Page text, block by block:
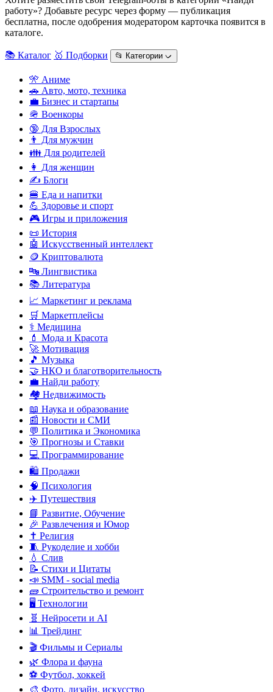
работу»? Добавьте ресурс через форму — публикация
бесплатна, после одобрения модератором карточка появится в
каталоге.
📚 Каталог 🥇 Подборки 📂 Категории ᨆ
🎌 Аниме
🚗 Авто, мото, техника
💼 Бизнес и стартапы
🪖 Военкоры
🔞 Для Взрослых
👨 Для мужчин
👪 Для родителей
👩 Для женщин
✍️ Блоги
🍔 Еда и напитки
💪 Здоровье и спорт
🎮 Игры и приложения
📜 История
🤖 Искусственный интеллект
🪙 Криптовалюта
🔤 Лингвистика
📚 Литература
📈 Маркетинг и реклама
🛒 Маркетплейсы
⚕️ Медицина
💄 Мода и Красота
🚀 Мотивация
🎵 Музыка
🤝 НКО и благотворительность
💼 Найди работу
🏘️ Недвижимость
📖 Наука и образование
📰 Новости и СМИ
💬 Политика и Экономика
🎯 Прогнозы и Ставки
💻 Программирование
🛍️ Продажи
🧠 Психология
✈️ Путешествия
📘 Развитие, Обучение
🎉 Развлечения и Юмор
✝️ Религия
🧵 Рукоделие и хобби
💧 Слив
📝 Стихи и Цитаты
📣 SMM - social media
🧱 Строительство и ремонт
🖥️ Технологии
🧬 Нейросети и AI
📊 Трейдинг
🎬 Фильмы и Сериалы
🌿 Флора и фауна
⚽ Футбол, хоккей
🎨 Фото, дизайн, искусство